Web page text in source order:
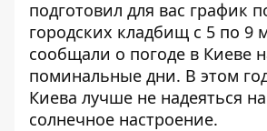
подготовил для вас график
городских кладбищ с 5 по 9
сообщали о погоде в Киеве
поминальные дни. В этом
Киева лучше не надеяться
солнечное настроение.